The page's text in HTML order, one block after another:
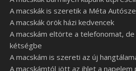
A macskák is szeretik a Méta
A macskák örök házi kedvencek
A macskám eltörte a telefonomat,
kétségbe
A macskám is szereti az új
A macskámtól jött az ihlet a napelem